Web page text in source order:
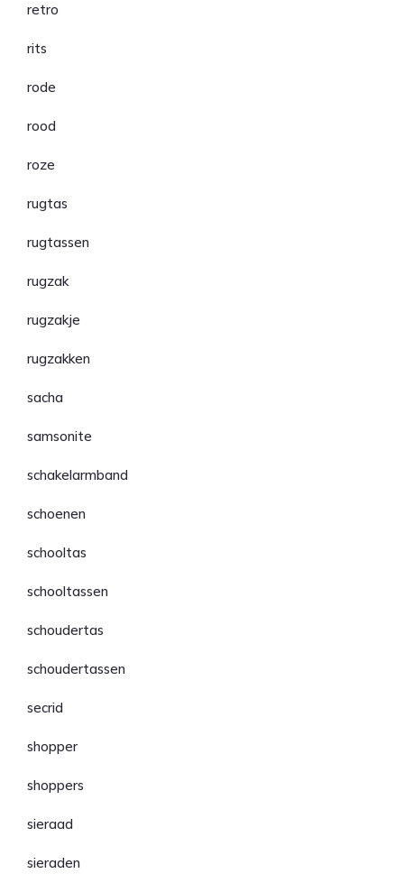
retro
rits
rode
rood
roze
rugtas
rugtassen
rugzak
rugzakje
rugzakken
sacha
samsonite
schakelarmband
schoenen
schooltas
schooltassen
schoudertas
schoudertassen
secrid
shopper
shoppers
sieraad
sieraden